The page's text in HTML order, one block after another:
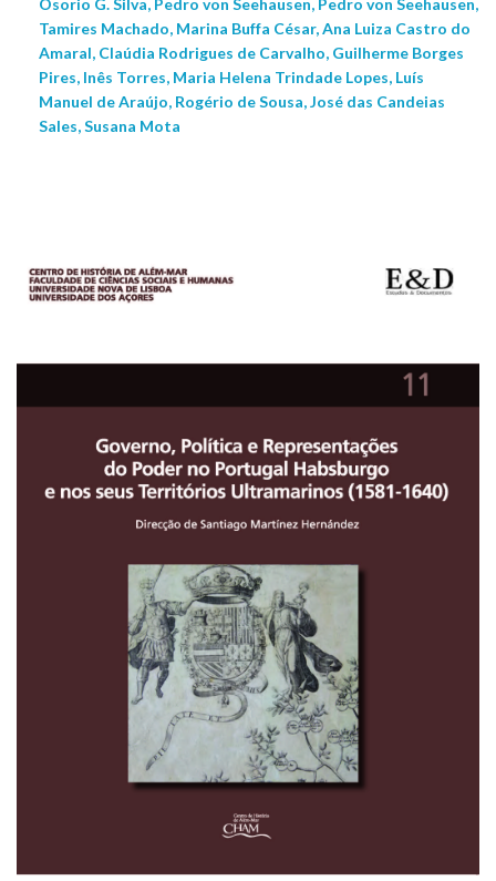
Tamires Machado, Marina Buffa César, Ana Luiza Castro do
Amaral, Claúdia Rodrigues de Carvalho, Guilherme Borges
Pires, Inês Torres, Maria Helena Trindade Lopes, Luís
Manuel de Araújo, Rogério de Sousa, José das Candeias
Sales, Susana Mota